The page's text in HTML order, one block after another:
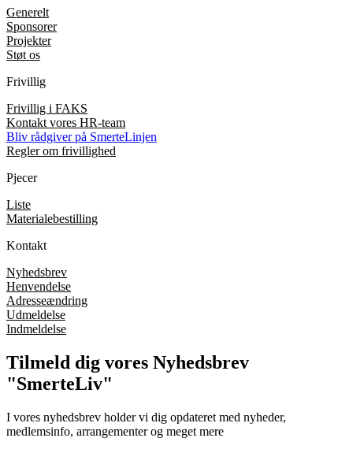
Generelt
Sponsorer
Projekter
Støt os
Frivillig
Frivillig i FAKS
Kontakt vores HR-team
Bliv rådgiver på SmerteLinjen
Regler om frivillighed
Pjecer
Liste
Materialebestilling
Kontakt
Nyhedsbrev
Henvendelse
Adresseændring
Udmeldelse
Indmeldelse
Tilmeld dig vores Nyhedsbrev
"SmerteLiv"
I vores nyhedsbrev holder vi dig opdateret med nyheder,
medlemsinfo, arrangementer og meget mere